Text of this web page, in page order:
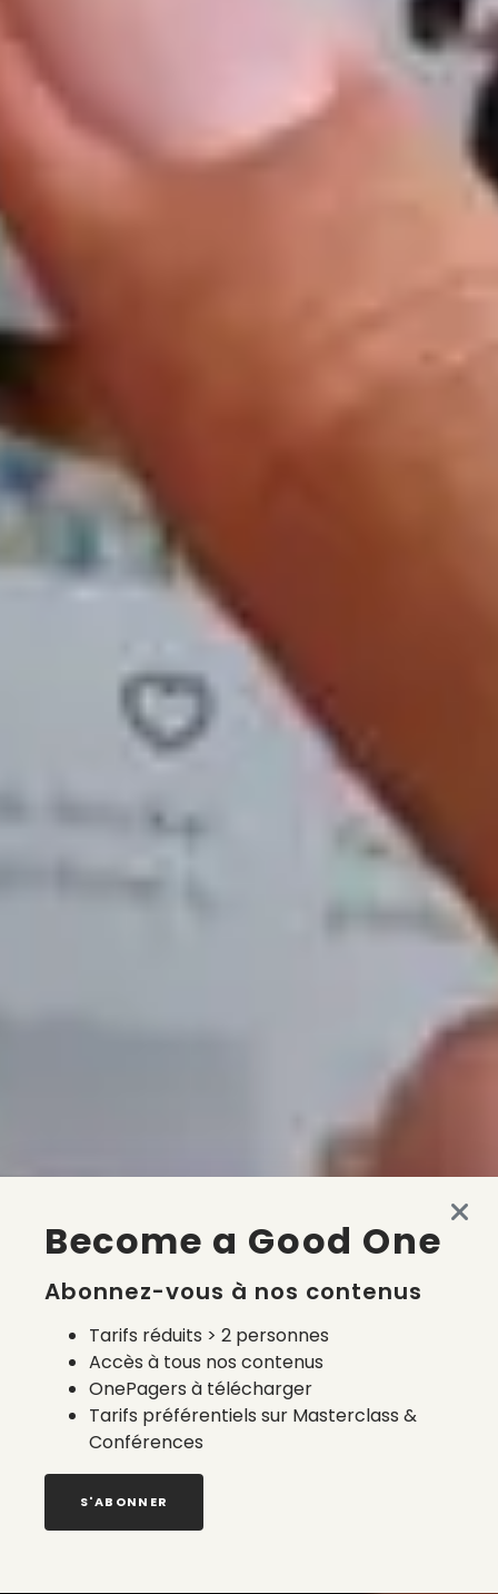
Become a Good One
Abonnez-vous à nos contenus
Tarifs réduits > 2 personnes
Accès à tous nos contenus
OnePagers à télécharger
Tarifs préférentiels sur Masterclass &
Conférences
S'ABONNER